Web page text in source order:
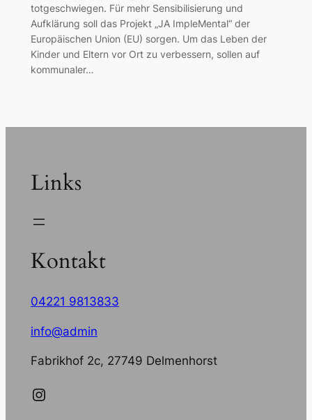
totgeschwiegen. Für mehr Sensibilisierung und
Aufklärung soll das Projekt „JA ImpleMental“ der
Europäischen Union (EU) sorgen. Um das Leben der
Kinder und Eltern vor Ort zu verbessern, sollen auf
kommunaler…
Links
Kontakt
04221 9813833
info@admin
Fabrikhof 2c, 27749 Delmenhorst
Instagram